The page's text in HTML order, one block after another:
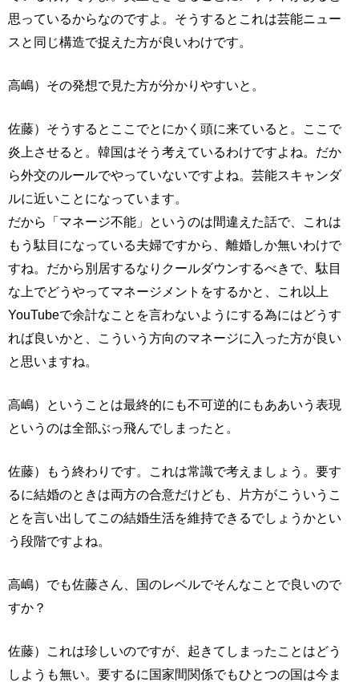
思っているからなのですよ。そうするとこれは芸能ニュー
スと同じ構造で捉えた方が良いわけです。
高嶋）その発想で見た方が分かりやすいと。
佐藤）そうするとここでとにかく頭に来ていると。ここで
炎上させると。韓国はそう考えているわけですよね。だか
ら外交のルールでやっていないですよね。芸能スキャンダ
ルに近いことになっています。
だから「マネージ不能」というのは間違えた話で、これは
もう駄目になっている夫婦ですから、離婚しか無いわけで
すね。だから別居するなりクールダウンするべきで、駄目
な上でどうやってマネージメントをするかと、これ以上
YouTubeで余計なことを言わないようにする為にはどうす
れば良いかと、こういう方向のマネージに入った方が良い
と思いますね。
高嶋）ということは最終的にも不可逆的にもああいう表現
というのは全部ぶっ飛んでしまったと。
佐藤）もう終わりです。これは常識で考えましょう。要す
るに結婚のときは両方の合意だけども、片方がこういうこ
とを言い出してこの結婚生活を維持できるでしょうかとい
う段階ですよね。
高嶋）でも佐藤さん、国のレベルでそんなことで良いので
すか？
佐藤）これは珍しいのですが、起きてしまったことはどう
しようも無い。要するに国家間関係でもひとつの国は今ま